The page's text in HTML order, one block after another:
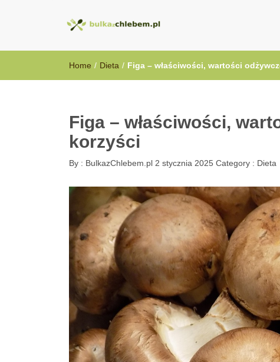
Home / Dieta / Figa – właściwości, wartości
Figa – właściwości,
korzyści
By : BulkazChlebem.pl 2 stycznia 2025 Category : Dieta